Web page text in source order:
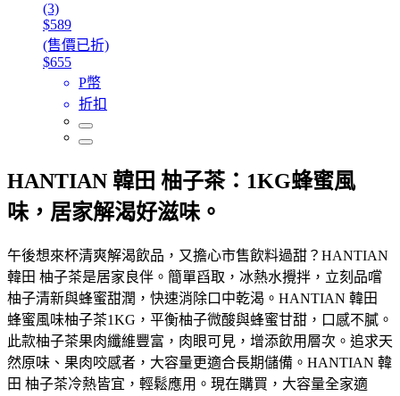
(3)
$589
(售價已折)
$655
P幣
折扣
HANTIAN 韓田 柚子茶：1KG蜂蜜風
味，居家解渴好滋味。
午後想來杯清爽解渴飲品，又擔心市售飲料過甜？HANTIAN
韓田 柚子茶是居家良伴。簡單舀取，冰熱水攪拌，立刻品嚐
柚子清新與蜂蜜甜潤，快速消除口中乾渴。HANTIAN 韓田
蜂蜜風味柚子茶1KG，平衡柚子微酸與蜂蜜甘甜，口感不膩。
此款柚子茶果肉纖維豐富，肉眼可見，增添飲用層次。追求天
然原味、果肉咬感者，大容量更適合長期儲備。HANTIAN 韓
田 柚子茶冷熱皆宜，輕鬆應用。現在購買，大容量全家適